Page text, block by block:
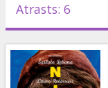
Pasākumi
Ziņas
Atrasts: 6